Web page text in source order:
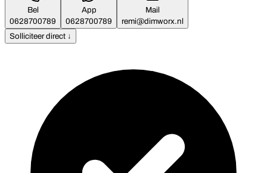
Bel
0628700789
App
0628700789
Mail
remi@dimworx.nl
Solliciteer direct ↓